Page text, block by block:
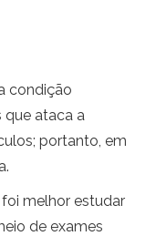
condição
que ataca a
portanto, em
melhor estudar
de exames